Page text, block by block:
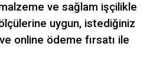
ve sağlam işçilikle
uygun, istediğiniz
online ödeme fırsatı ile